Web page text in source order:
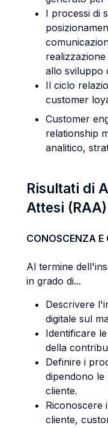
I processi di
allo sviluppo
Il ciclo
customer
Customer
relationship
analitico,
Risultati di
Attesi (RAA)
CONOSCENZA E
Al termine
in grado di...
Descrivere
digitale sul
Identificare
della
Definire i
dipendono le
cliente.
Riconoscere
cliente,